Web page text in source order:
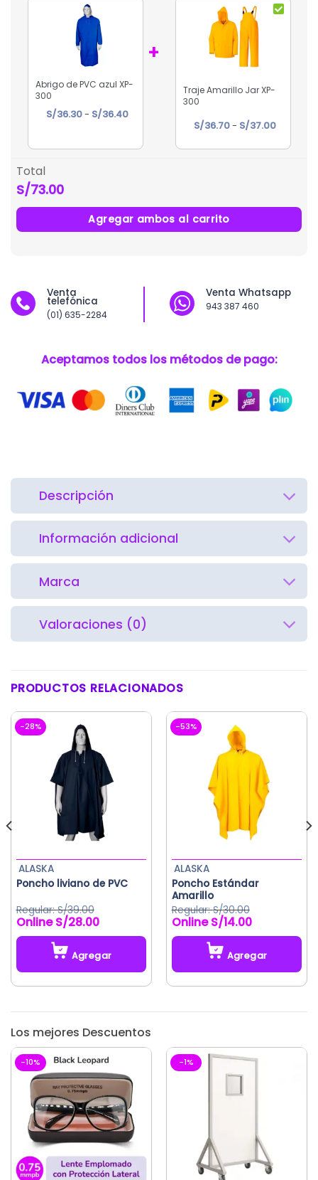
Abrigo de PVC azul XP-
300
S/36.30- S/36.40Rango
+
Traje Amarillo Jar XP-
300
S/36.70- S/37.00Rango
precios:
S/37.00
Total
S/73.00
Agregar ambos al carrito
Venta
telefónica
(01) 635-2284
Venta Whatsapp
943 387 460
Aceptamos todos los métodos de pago:
Descripción
Información adicional
Marca
Valoraciones (0)
PRODUCTOS RELACIONADOS
-28%
Poncho liviano de PVC
ALASKA
S/39.00
El
precio
original
S/39.00.
S/28.00El
precio
es:
S/28.00.
Agregar
-53%
Poncho Estándar
Amarillo
ALASKA
S/30.00
El
precio
original
S/30.00.
S/14.00El
precio
es:
S/14.00.
Agregar
Los mejores Descuentos
-10% -1%